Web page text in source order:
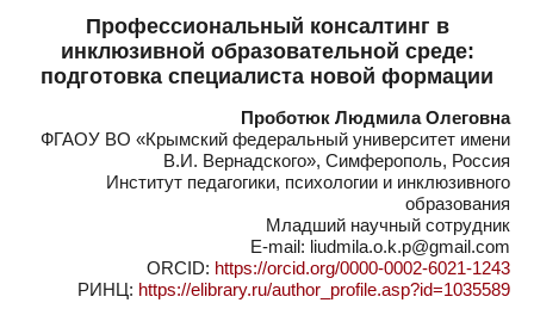
Профессиональный консалтинг в
инклюзивной образовательной среде:
подготовка специалиста новой формации
Проботюк Людмила Олеговна
ФГАОУ ВО «Крымский федеральный университет имени
В.И. Вернадского», Симферополь, Россия
Институт педагогики, психологии и инклюзивного
образования
Младший научный сотрудник
E-mail: liudmila.o.k.p@gmail.com
ORCID: https://orcid.org/0000-0002-6021-1243
РИНЦ: https://elibrary.ru/author_profile.asp?id=1035589